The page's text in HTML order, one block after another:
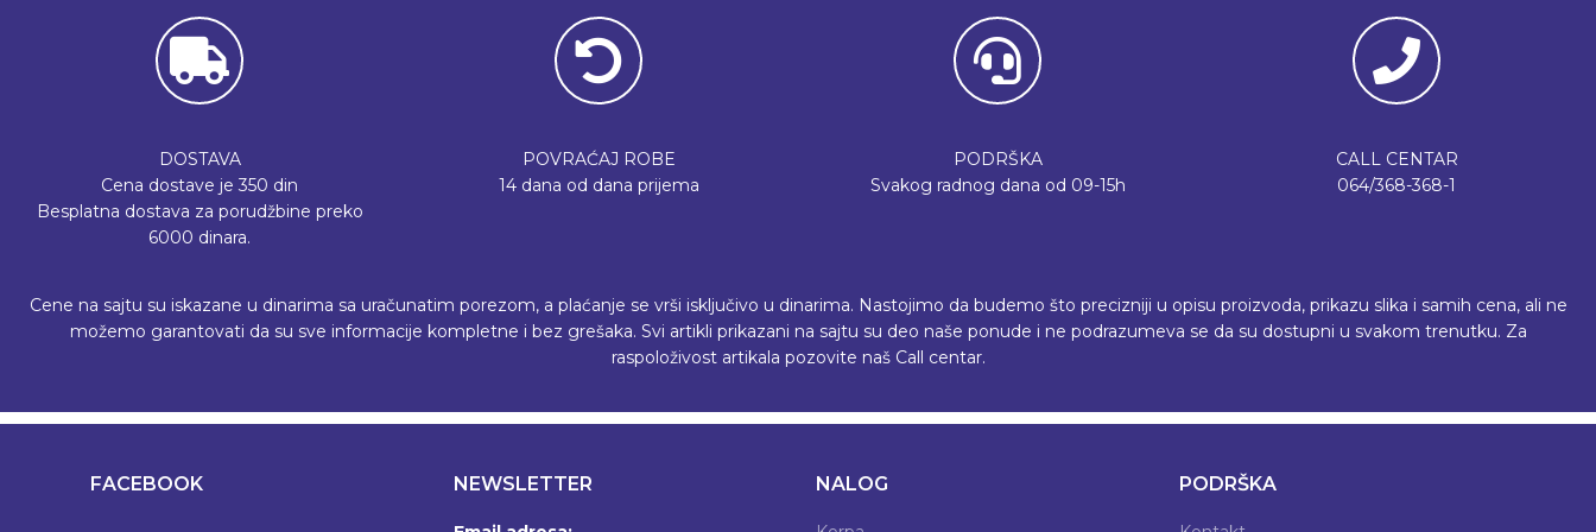
DOSTAVA
Cena dostave je 350 din
Besplatna dostava za porudžbine preko
6000 dinara.
POVRAĆAJ ROBE
14 dana od dana prijema
PODRŠKA
Svakog radnog dana od 09-15h
CALL CENTAR
064/368-368-1
Cene na sajtu su iskazane u dinarima sa uračunatim porezom, a plaćanje se vrši isključivo u dinarima. Nastojimo da budemo što precizniji u opisu proizvoda, prikazu slika i samih cena, ali ne
možemo garantovati da su sve informacije kompletne i bez grešaka. Svi artikli prikazani na sajtu su deo naše ponude i ne podrazumeva se da su dostupni u svakom trenutku. Za
raspoloživost artikala pozovite naš Call centar.
FACEBOOK NEWSLETTER NALOG PODRŠKA